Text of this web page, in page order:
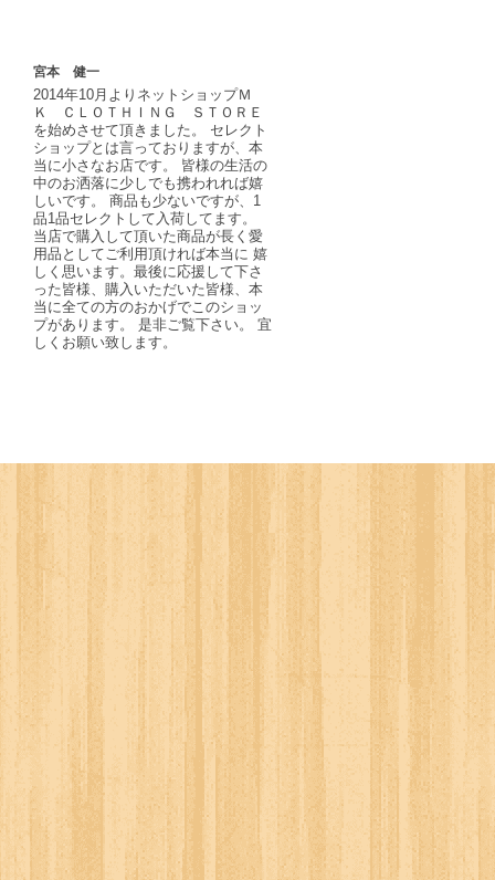
宮本 健一
2014年10月よりネットショップＭ
Ｋ ＣＬＯＴＨＩＮＧ ＳＴＯＲＥ
を始めさせて頂きました。 セレクト
ショップとは言っておりますが、本
当に小さなお店です。 皆様の生活の
中のお洒落に少しでも携われれば嬉
しいです。 商品も少ないですが、1
品1品セレクトして入荷してます。
当店で購入して頂いた商品が長く愛
用品としてご利用頂ければ本当に 嬉
しく思います。最後に応援して下さ
った皆様、購入いただいた皆様、本
当に全ての方のおかげでこのショッ
プがあります。 是非ご覧下さい。 宜
しくお願い致します。